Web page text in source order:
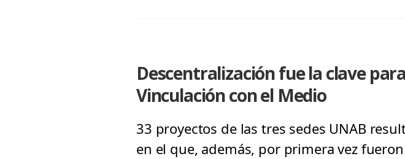
Descentralización fue la clave
Vinculación con el Medio
33 proyectos de las tres sedes UNAB
en el que, además, por primera vez